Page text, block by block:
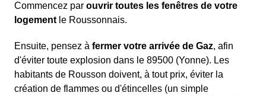
Commencez par ouvrir toutes les fenêtres de votre
logement le Roussonnais.
Ensuite, pensez à fermer votre arrivée de Gaz, afin
d'éviter toute explosion dans le 89500 (Yonne). Les
habitants de Rousson doivent, à tout prix, éviter la
création de flammes ou d'étincelles (un simple